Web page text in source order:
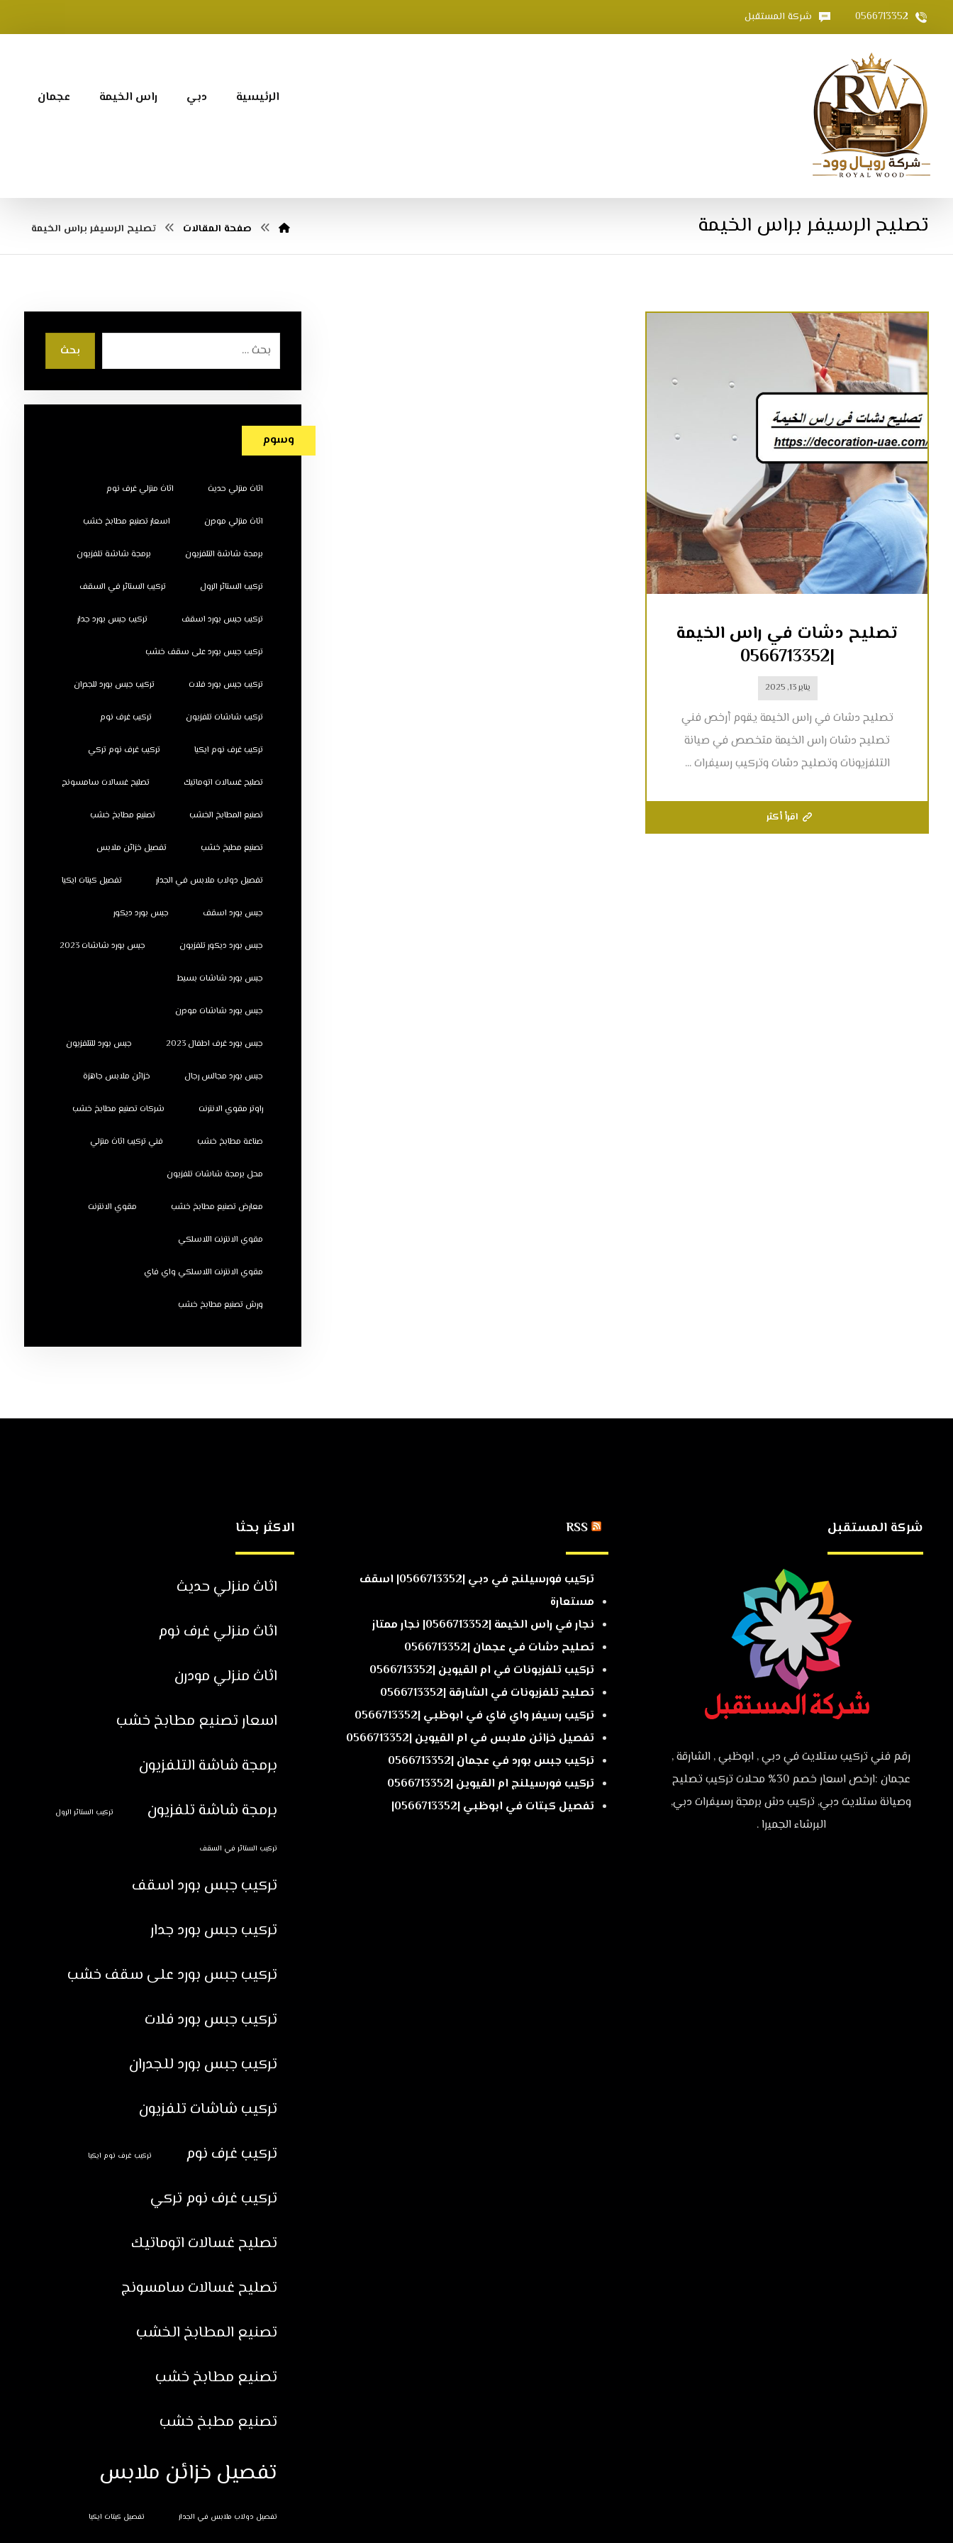
0566713352 شركة المستقبل
الرئيسية دبي راس الخيمة عجمان
تصليح الرسيفر براس الخيمة صفحة المقالات تصليح الرسيفر براس الخيمة
تصليح دشات في راس الخيمة
|0566713352
يناير 13, 2025
تصليح دشات في راس الخيمة يقوم أرخص فني
تصليح دشات راس الخيمة متخصص في صيانة
التلفزيونات وتصليح دشات وتركيب رسيفرات ...
اقرأ أكثر
بحث
وسوم
اثاث منزلي حديث اثاث منزلي غرف نوم
اثاث منزلي مودرن اسعار تصنيع مطابخ خشب
برمجة شاشة التلفزيون برمجة شاشة تلفزيون
تركيب الستائر الرول تركيب الستائر في السقف
تركيب جبس بورد اسقف تركيب جبس بورد جدار
تركيب جبس بورد على سقف خشب
تركيب جبس بورد فلات تركيب جبس بورد للجدران
تركيب شاشات تلفزيون تركيب غرف نوم
تركيب غرف نوم ايكيا تركيب غرف نوم تركي
تصليح غسالات اتوماتيك تصليح غسالات سامسونج
تصنيع المطابخ الخشب تصنيع مطابخ خشب
تصنيع مطبخ خشب تفصيل خزائن ملابس
تفصيل دولاب ملابس في الجدار تفصيل كبتات ايكيا
جبس بورد اسقف جبس بورد ديكور
جبس بورد ديكور تلفزيون جبس بورد شاشات 2023
جبس بورد شاشات بسيط
جبس بورد شاشات مودرن
جبس بورد غرف اطفال 2023 جبس بورد للتلفزيون
جبس بورد مجالس رجال خزائن ملابس جاهزة
راوتر مقوي الانترنت شركات تصنيع مطابخ خشب
صناعة مطابخ خشب فني تركيب اثاث منزلي
محل برمجة شاشات تلفزيون
معارض تصنيع مطابخ خشب مقوي الانترنت
مقوي الانترنت اللاسلكي
مقوي الانترنت اللاسلكي واي فاي
ورش تصنيع مطابخ خشب
شركة المستقبل
رقم فني تركيب ستلايت في دبي , ابوظبي , الشارقة ,
عجمان :ارخص اسعار خصم 30% محلات تركيب تصليح
وصيانة ستلايت دبي, تركيب دش برمجة رسيفرات دبي,
البرشاء الجميرا .
RSS
تركيب فورسيلنج في دبي |0566713352| اسقف
مستعارة
نجار في راس الخيمة |0566713352| نجار ممتاز
تصليح دشات في عجمان |0566713352
تركيب تلفزيونات في ام القيوين |0566713352
تصليح تلفزيونات في الشارقة |0566713352
تركيب رسيفر واي فاي في ابوظبي |0566713352
تفصيل خزائن ملابس في ام القيوين |0566713352
تركيب جبس بورد في عجمان |0566713352
تركيب فورسيلنج ام القيوين |0566713352
تفصيل كبتات في ابوظبي |0566713352|
الاكثر بحثا
اثاث منزلي حديث
اثاث منزلي غرف نوم
اثاث منزلي مودرن
اسعار تصنيع مطابخ خشب
برمجة شاشة التلفزيون
برمجة شاشة تلفزيون
تركيب الستائر الرول
تركيب الستائر في السقف
تركيب جبس بورد اسقف
تركيب جبس بورد جدار
تركيب جبس بورد على سقف خشب
تركيب جبس بورد فلات
تركيب جبس بورد للجدران
تركيب شاشات تلفزيون
تركيب غرف نوم
تركيب غرف نوم ايكيا
تركيب غرف نوم تركي
تصليح غسالات اتوماتيك
تصليح غسالات سامسونج
تصنيع المطابخ الخشب
تصنيع مطابخ خشب
تصنيع مطبخ خشب
تفصيل خزائن ملابس
تفصيل دولاب ملابس في الجدار تفصيل كبتات ايكيا